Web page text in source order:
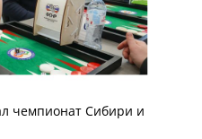
чемпионат Сибири и